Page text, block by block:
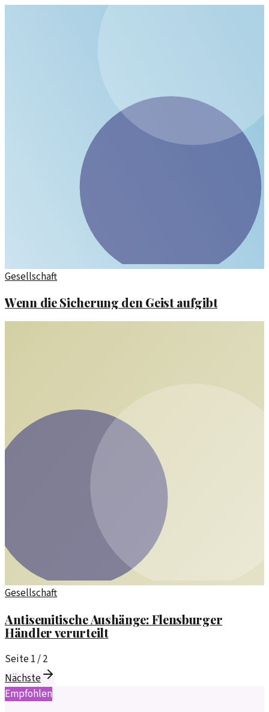
Gesellschaft
Wenn die Sicherung den Geist aufgibt
Gesellschaft
Antisemitische Aushänge: Flensburger
Händler verurteilt
Seite1/2
Nächste
Empfohlen